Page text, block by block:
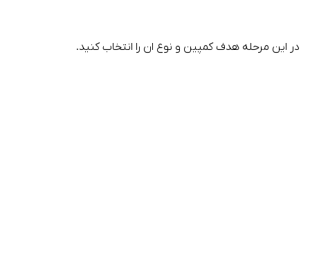
در این مرحله هدف کمپین و نوع ان را انتخاب کنید.